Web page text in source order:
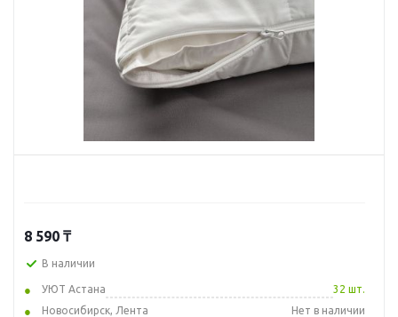
8 590 ₸
В наличии
УЮТ Астана
32 шт.
Новосибирск, Лента
Нет в наличии